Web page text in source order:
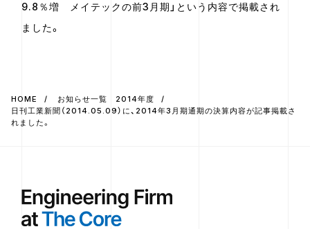
9.8％増 メイテックの前3月期」という内容で掲載され
ました。
HOME
お知らせ一覧 2014年度
日刊工業新聞（2014.05.09）に、2014年3月期通期の決算内容が記事掲載さ
れました。